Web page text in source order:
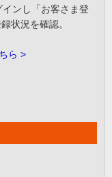
ンし「お客さま登
状況を確認。
ら >